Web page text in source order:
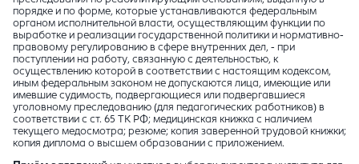
порядке и по форме, которые устанавливаются федеральным
органом исполнительной власти, осуществляющим функции по
выработке и реализации государственной политики и нормативно-
правовому регулированию в сфере внутренних дел, - при
поступлении на работу, связанную с деятельностью, к
осуществлению которой в соответствии с настоящим кодексом,
иным федеральным законом не допускаются лица, имеющие или
имевшие судимость, подвергающиеся или подвергавшиеся
уголовному преследованию (для педагогических работников) в
соответствии с ст. 65 ТК РФ; медицинская книжка с наличием
текущего медосмотра; резюме; копия заверенной трудовой книжки;
копия диплома о высшем образовании с приложением.